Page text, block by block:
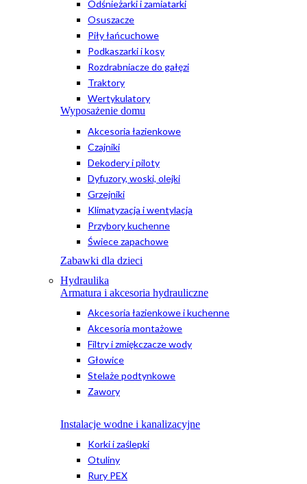
Odśnieżarki i zamiatarki
Osuszacze
Piły łańcuchowe
Podkaszarki i kosy
Rozdrabniacze do gałęzi
Traktory
Wertykulatory
Wyposażenie domu
Akcesoria łazienkowe
Czajniki
Dekodery i piloty
Dyfuzory, woski, olejki
Grzejniki
Klimatyzacja i wentylacja
Przybory kuchenne
Świece zapachowe
Zabawki dla dzieci
Hydraulika
Armatura i akcesoria hydrauliczne
Akcesoria łazienkowe i kuchenne
Akcesoria montażowe
Filtry i zmiękczacze wody
Głowice
Stelaże podtynkowe
Zawory
Instalacje wodne i kanalizacyjne
Korki i zaślepki
Otuliny
Rury PEX